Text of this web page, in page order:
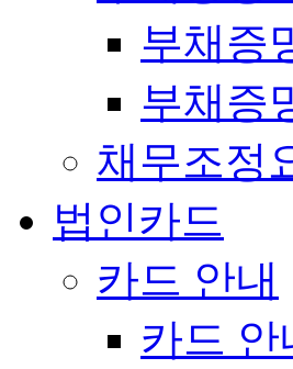
부채증
부채증
채무조정
법인카드
카드 안내
카드 안